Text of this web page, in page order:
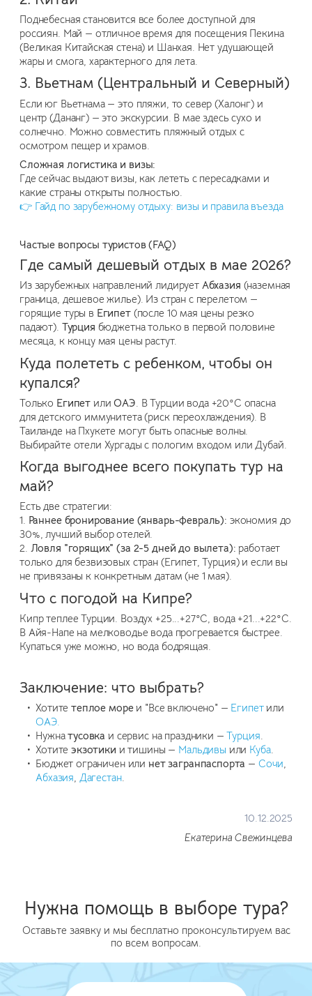
Поднебесная становится все более доступной для
россиян. Май — отличное время для посещения Пекина
(Великая Китайская стена) и Шанхая. Нет удушающей
жары и смога, характерного для лета.
3. Вьетнам (Центральный и Северный)
Если юг Вьетнама — это пляжи, то север (Халонг) и
центр (Дананг) — это экскурсии. В мае здесь сухо и
солнечно. Можно совместить пляжный отдых с
осмотром пещер и храмов.
Сложная логистика и визы:
Где сейчас выдают визы, как лететь с пересадками и
какие страны открыты полностью.
👉 Гайд по зарубежному отдыху: визы и правила въезда
Частые вопросы туристов (FAQ)
Где самый дешевый отдых в мае 2026?
Из зарубежных направлений лидирует Абхазия (наземная
граница, дешевое жилье). Из стран с перелетом —
горящие туры в Египет(после 10 мая цены резко
падают). Турция бюджетна только в первой половине
месяца, к концу мая цены растут.
Куда полететь с ребенком, чтобы он
купался?
Только Египет илиОАЭ. В Турции вода +20°C опасна
для детского иммунитета (риск переохлаждения). В
Таиланде на Пхукете могут быть опасные волны.
Выбирайте отели Хургады с пологим входом или Дубай.
Когда выгоднее всего покупать тур на
май?
Есть две стратегии:
1. Раннее бронирование (январь-февраль): экономия до
30%, лучший выбор отелей.
2. Ловля "горящих" (за 2-5 дней до вылета): работает
только для безвизовых стран (Египет, Турция) и если вы
не привязаны к конкретным датам (не 1 мая).
Что с погодой на Кипре?
Кипр теплее Турции. Воздух +25...+27°C, вода +21...+22°C.
В Айя-Напе на мелководье вода прогревается быстрее.
Купаться уже можно, но вода бодрящая.
Заключение: что выбрать?
Хотитетеплое мореи "Все включено" — Египетили
ОАЭ.
Нужнатусовка и сервис на праздники —Турция.
Хотитеэкзотики и тишины — Мальдивы или Куба.
Бюджет ограничен или нет загранпаспорта — Сочи,
Абхазия, Дагестан.
10.12.2025
Екатерина Свежинцева
Нужна помощь в выборе тура?
Оставьте заявку и мы бесплатно проконсультируем вас
по всем вопросам.